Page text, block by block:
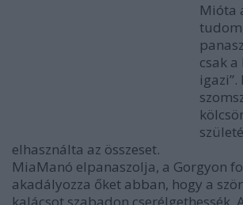
Mióta
csak a
elhasználta az összeset.
MiaManó elpanaszolja, a Gorgyon
akadályozza őket abban, hogy a